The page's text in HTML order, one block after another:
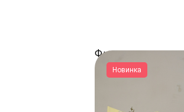
Фильтры
Новинка